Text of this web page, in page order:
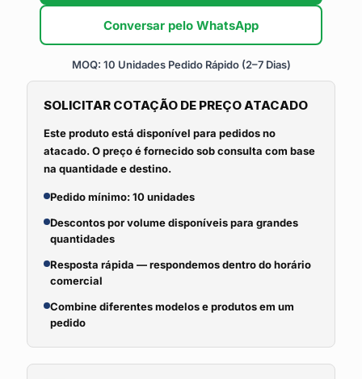
Conversar pelo WhatsApp
MOQ: 10 Unidades Pedido Rápido (2–7 Dias)
SOLICITAR COTAÇÃO DE PREÇO ATACADO
Este produto está disponível para pedidos no
atacado. O preço é fornecido sob consulta com base
na quantidade e destino.
Pedido mínimo: 10 unidades
Descontos por volume disponíveis para grandes
quantidades
Resposta rápida — respondemos dentro do horário
comercial
Combine diferentes modelos e produtos em um
pedido